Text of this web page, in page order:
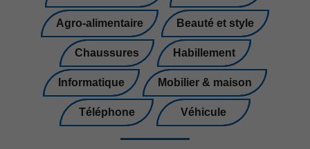
Agro-alimentaire Beauté et style
Chaussures Habillement
Informatique Mobilier & maison
Téléphone Véhicule